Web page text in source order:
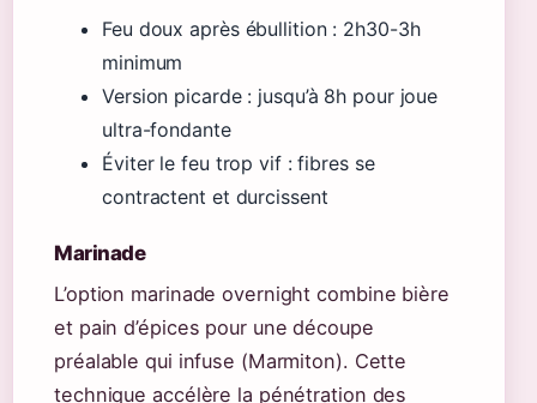
Feu doux après ébullition : 2h30-3h
minimum
Version picarde : jusqu’à 8h pour joue
ultra-fondante
Éviter le feu trop vif : fibres se
contractent et durcissent
Marinade
L’option marinade overnight combine bière
et pain d’épices pour une découpe
préalable qui infuse (Marmiton). Cette
technique accélère la pénétration des